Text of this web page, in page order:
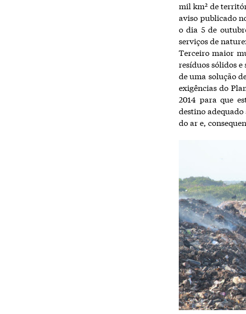
mil km² de
aviso publicado
o dia 5 de
serviços de
Terceiro maior
resíduos sólidos
de uma solução
exigências do
2014 para que
destino
do ar e,